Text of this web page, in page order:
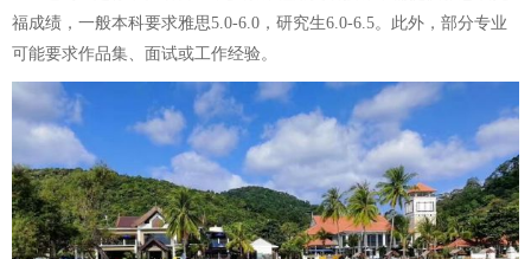
福成绩，一般本科要求雅思5.0-6.0，研究生6.0-6.5。此外，部分专业
可能要求作品集、面试或工作经验。